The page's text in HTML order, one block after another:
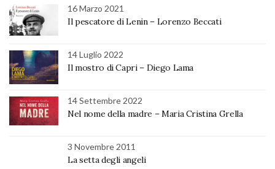
16 Marzo 2021
Il pescatore di Lenin – Lorenzo Beccati
14 Luglio 2022
Il mostro di Capri – Diego Lama
14 Settembre 2022
Nel nome della madre – Maria Cristina Grella
3 Novembre 2011
La setta degli angeli